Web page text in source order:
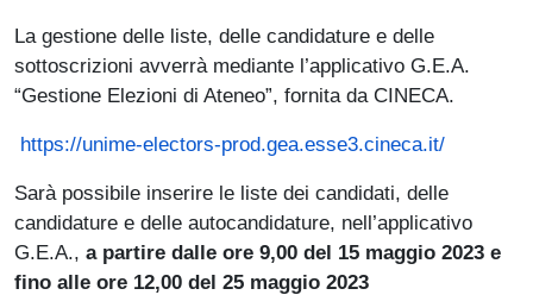
La gestione delle liste, delle candidature e delle
sottoscrizioni avverrà mediante l’applicativo G.E.A.
“Gestione Elezioni di Ateneo”, fornita da CINECA.
https://unime-electors-prod.gea.esse3.cineca.it/
Sarà possibile inserire le liste dei candidati, delle
candidature e delle autocandidature, nell’applicativo
G.E.A., a partire dalle ore 9,00 del 15 maggio 2023 e
fino alle ore 12,00 del 25 maggio 2023